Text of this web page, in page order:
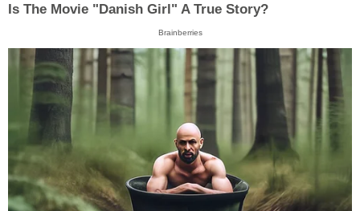
Is The Movie "Danish Girl" A True Story?
Brainberries